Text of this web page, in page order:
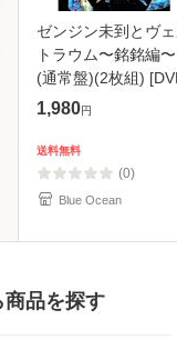
ゼンジン未到とヴ
トラウム〜銘銘編〜
(通常盤)(2枚組)
1,980円
送料無料
(0)
Blue Ocean
商品を探す